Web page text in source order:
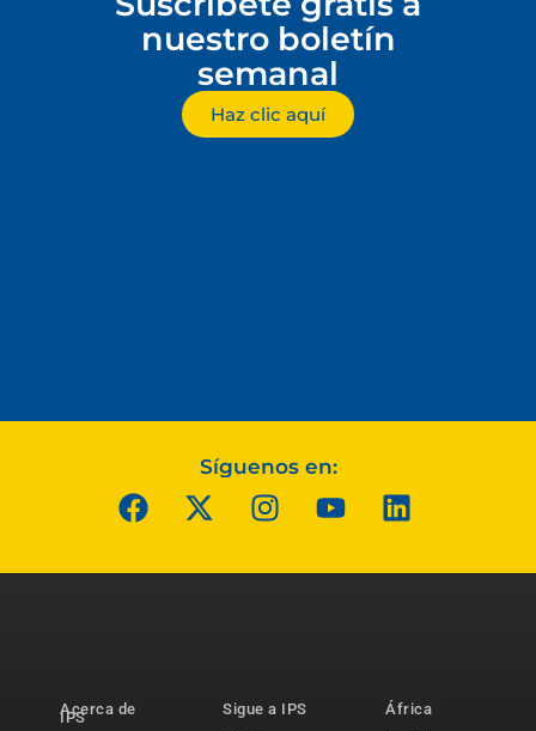
nuestro boletín
semanal
Haz clic aquí
Síguenos en:
Acerca de
IPS
Sigue a IPS
África